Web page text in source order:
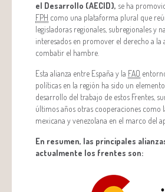
el Desarrollo (AECID), se ha
FPH como una plataforma plural que
legisladoras regionales, subregionales y
interesados en promover el derecho a la
combatir el hambre.
Esta alianza entre España y la FAO
políticas en la región ha sido un
desarrollo del trabajo de estos Frentes,
últimos años otras cooperaciones como
mexicana y venezolana en el marco del
En resumen, las principales
actualmente los frentes son: